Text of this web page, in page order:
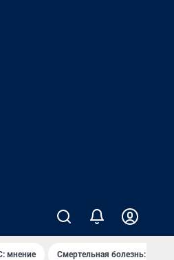
мнение Смертельная болезнь: